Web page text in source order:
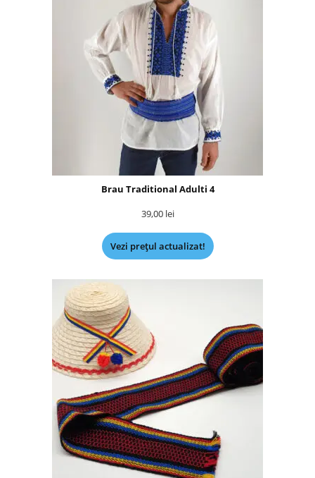
Brau Traditional Adulti 4
39,00 lei
Vezi prețul actualizat!